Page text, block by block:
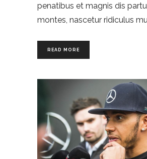
penatibus et magnis dis
montes, nascetur ridiculus
READ MORE